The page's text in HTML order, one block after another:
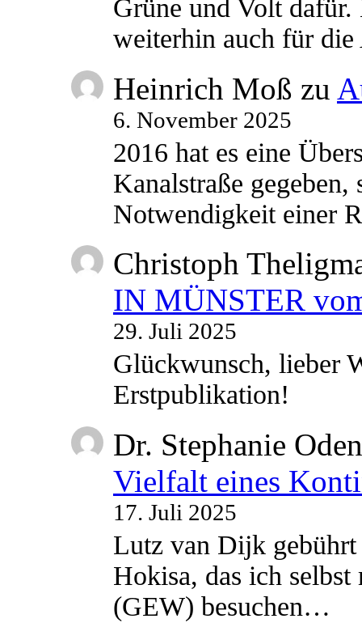
Grüne und Volt
weiterhin auch für
Heinrich Moß zu
6. November 2025
2016 hat es eine
Kanalstraße
Notwendigkeit einer
Christoph
IN MÜNSTER
29. Juli 2025
Glückwunsch, lieber
Erstpublikation!
Dr. Stephanie
Vielfalt eines
17. Juli 2025
Lutz van Dijk
Hokisa, das ich
(GEW) besuchen…